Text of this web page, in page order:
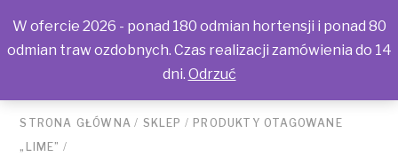
STRONA GŁÓWNA / SKLEP / PRODUKTY OTAGOWANE
„LIME” /
W ofercie 2026 - ponad 180 odmian hortensji i ponad 80
odmian traw ozdobnych. Czas realizacji zamówienia do 14
dni. Odrzuć